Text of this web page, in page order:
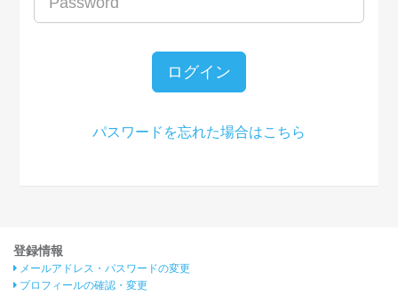
ログイン
パスワードを忘れた場合はこちら
登録情報
メールアドレス・パスワードの変更
プロフィールの確認・変更